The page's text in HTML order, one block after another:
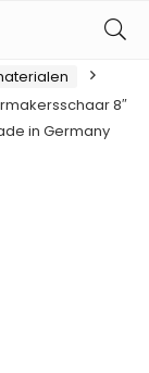
8″
in Germany